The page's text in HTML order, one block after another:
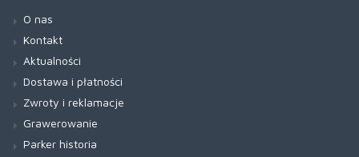
O nas
Kontakt
Aktualności
Dostawa i płatności
Zwroty i reklamacje
Grawerowanie
Parker historia